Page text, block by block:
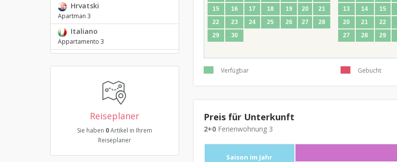
Hrvatski
Apartman 3
Italiano
Appartamento 3
Reiseplaner
Sie haben 0Artikel in Ihrem
Reiseplaner
15
16 17 18 19 20
21
22
23 24 25 26 27
28
29
30
13
14 15
20
21 22
27
28 29
Verfügbar Gebucht
Preis für Unterkunft
2+0Ferienwohnung 3
Saison im Jahr